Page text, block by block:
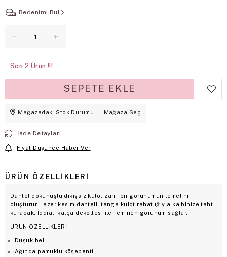
Bedenimi Bul
Son 2
Mağazadaki Stok Durumu Mağaza Seç
İade Detayları
Fiyat Düşünce Haber Ver
ÜRÜN ÖZELLIKLERI
Dantel dokunuşlu dikişsiz külot zarif bir görünümün temelini
oluşturur. Lazer kesim dantelli tanga külot rahatlığıyla kalbinize taht
kuracak. İddialı kalça dekoltesi ile feminen görünüm sağlar.
ÜRÜN ÖZELLİKLERİ
Düşük bel
Ağında pamuklu köşebenti